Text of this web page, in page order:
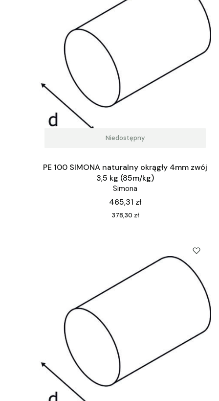
Niedostępny
PE 100 SIMONA naturalny okrągły 4mm zwój
3,5 kg (85m/kg)
Simona
Cena
465,31 zł
Cena
378,30 zł